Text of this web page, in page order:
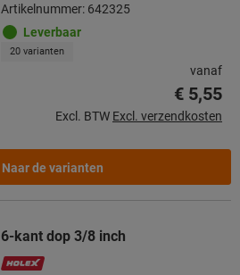
Artikelnummer: 642325
Leverbaar
20 varianten
vanaf
€ 5,55
Excl. BTW Excl. verzendkosten
Naar de varianten
6-kant dop 3/8 inch